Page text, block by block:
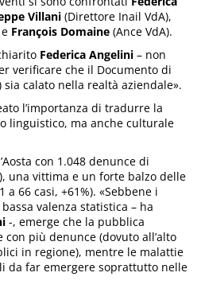
Villani (Direttore Inail VdA),
François Domaine (Ance VdA).
Federica Angelini – non
verificare che il Documento di
sia calato nella realtà aziendale».
l’importanza di tradurre la
linguistico, ma anche culturale
con 1.048 denunce di
una vittima e un forte balzo delle
66 casi, +61%). «Sebbene i
valenza statistica – ha
-, emerge che la pubblica
più denunce (dovuto all’alto
in regione), mentre le malattie
da far emergere soprattutto nelle